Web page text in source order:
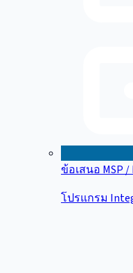
ข้อเสนอ MSP /
โปรแกรม